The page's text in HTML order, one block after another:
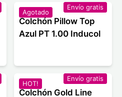
Agotado
Envío gratis
Colchón Pillow Top
Azul PT 1.00 Inducol
HOT!
Envío gratis
Colchón Gold Line